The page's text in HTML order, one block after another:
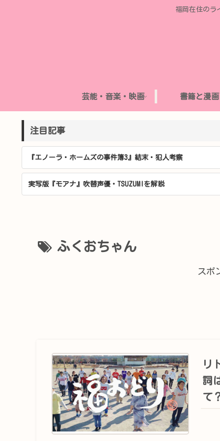
福岡在住のラ
芸能・音楽・映画 書籍と漫画
注目記事
『エノーラ・ホームズの事件簿3』結末・犯人考察
実写版『モアナ』吹替声優・TSUZUMIを解説
ふくおちゃん
スポ
リ
詞
て